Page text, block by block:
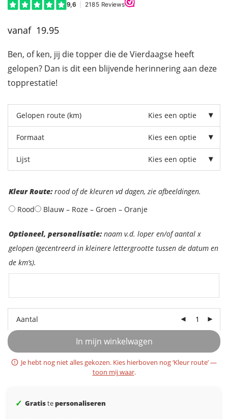
19.95
Ben, of ken, jij die topper die de Vierdaagse heeft
gelopen? Dan is dit een blijvende herinnering aan deze
topprestatie!
Gelopen route (km) Kies een optie
Formaat Kies een optie
Lijst
Kies een optie
route
Kleur Route:rood of de kleuren vd dagen, zie afbeeldingen.
Rood
Blauw – Roze – Groen – Oranje
Optioneel:
ondertitel
Optioneel, personalisatie:naam v.d. loper en/of aantal x
gelopen (gecentreerd in kleinere lettergrootte tussen de datum en
de km’s).
Aantal
In mijn winkelwagen
Je hebt nog niet alles gekozen. Kies hierboven nog ‘Kleur route’ —
toon mij waar.
✓ Gratistepersonaliseren